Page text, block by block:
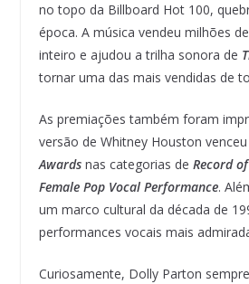
no topo da Billboard Hot 100,
época. A música vendeu milhões
inteiro e ajudou a trilha sonora de
tornar uma das mais vendidas de
As premiações também foram
versão de Whitney Houston
Awardsnas categorias de Record
Female Pop Vocal Performance.
um marco cultural da década de
performances vocais mais
Curiosamente, Dolly Parton